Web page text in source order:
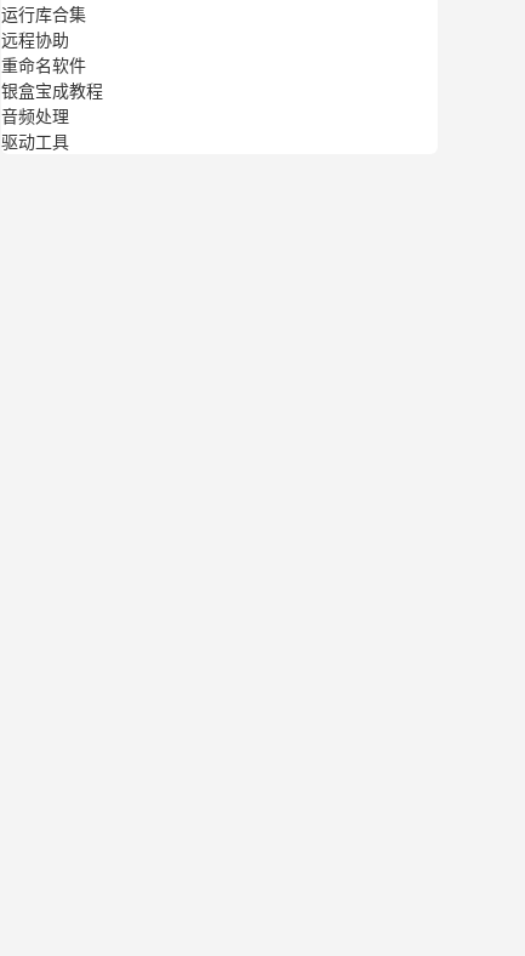
运行库合集
远程协助
重命名软件
银盒宝成教程
音频处理
驱动工具